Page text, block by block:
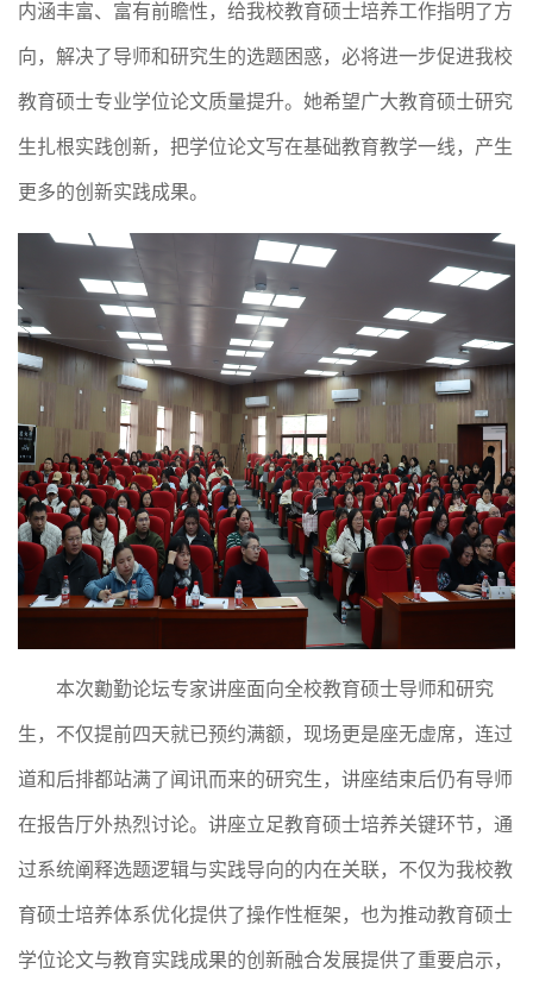
内涵丰富、富有前瞻性，给我校教育硕士培养工作指明了方
向，解决了导师和研究生的选题困惑，必将进一步促进我校
教育硕士专业学位论文质量提升。她希望广大教育硕士研究
生扎根实践创新，把学位论文写在基础教育教学一线，产生
更多的创新实践成果。
本次勷勤论坛专家讲座面向全校教育硕士导师和研究
生， 不仅提前四天就已预约满额，现场更是座无虚席，连过
道和后排都站满了闻讯而来的研究生，讲座结束后仍有导师
在报告厅外热烈讨论。讲座立足教育硕士培养关键环节，通
过系统阐释选题逻辑与实践导向的内在关联，不仅为我校教
育硕士培养体系优化提供了操作性框架，也为推动教育硕士
学位论文与教育实践成果的创新融合发展提供了重要启示，